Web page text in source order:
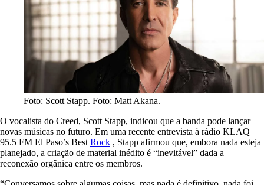
Foto: Scott Stapp. Foto: Matt Akana.
O vocalista do Creed, Scott Stapp, indicou que a banda pode lançar
novas músicas no futuro. Em uma recente entrevista à rádio KLAQ
95.5 FM El Paso’s Best Rock , Stapp afirmou que, embora nada esteja
planejado, a criação de material inédito é “inevitável” dada a
reconexão orgânica entre os membros.